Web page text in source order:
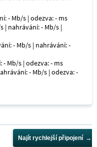
- Mb/s | odezva: - ms
| nahrávání: - Mb/s |
- Mb/s | nahrávání: -
- Mb/s | odezva: - ms
- Mb/s | odezva: -
Najít rychlejší připojení